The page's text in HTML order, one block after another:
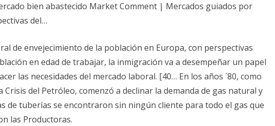
bien abastecido Market Comment | Mercados guiados por
del…
de envejecimiento de la población en Europa, con perspectivas
en edad de trabajar, la inmigración va a desempeñar un papel
las necesidades del mercado laboral. [40… En los años ´80, como
Crisis del Petróleo, comenzó a declinar la demanda de gas natural y
de tuberías se encontraron sin ningún cliente para todo el gas que
las Productoras.